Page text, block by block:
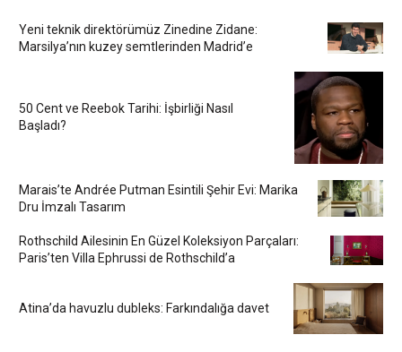
Yeni teknik direktörümüz Zinedine Zidane:
Marsilya’nın kuzey semtlerinden Madrid’e
50 Cent ve Reebok Tarihi: İşbirliği Nasıl
Başladı?
Marais’te Andrée Putman Esintili Şehir Evi: Marika
Dru İmzalı Tasarım
Rothschild Ailesinin En Güzel Koleksiyon Parçaları:
Paris’ten Villa Ephrussi de Rothschild’a
Atina’da havuzlu dubleks: Farkındalığa davet